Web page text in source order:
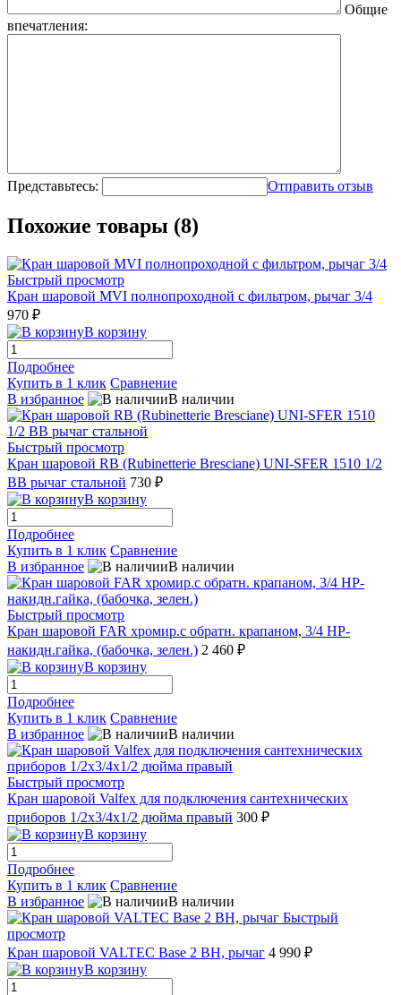
Общие
впечатления:
Представьтесь: Отправить отзыв
Похожие товары (8)
Быстрый просмотр
Кран шаровой MVI полнопроходной с фильтром, рычаг 3/4
970 ₽
В корзину
Подробнее
Купить в 1 клик Сравнение
В избранное
В наличии
Быстрый просмотр
Кран шаровой RB (Rubinetterie Bresciane) UNI-SFER 1510 1/2
ВВ рычаг стальной 730 ₽
В корзину
Подробнее
Купить в 1 клик Сравнение
В избранное
В наличии
Быстрый просмотр
Кран шаровой FAR хромир.с обратн. крапаном, 3/4 НР-
накидн.гайка, (бабочка, зелен.) 2 460 ₽
В корзину
Подробнее
Купить в 1 клик Сравнение
В избранное
В наличии
Быстрый просмотр
Кран шаровой Valfex для подключения сантехнических
приборов 1/2x3/4x1/2 дюйма правый 300 ₽
В корзину
Подробнее
Купить в 1 клик Сравнение
В избранное
В наличии
Быстрый
просмотр
Кран шаровой VALTEC Base 2 ВН, рычаг 4 990 ₽
В корзину